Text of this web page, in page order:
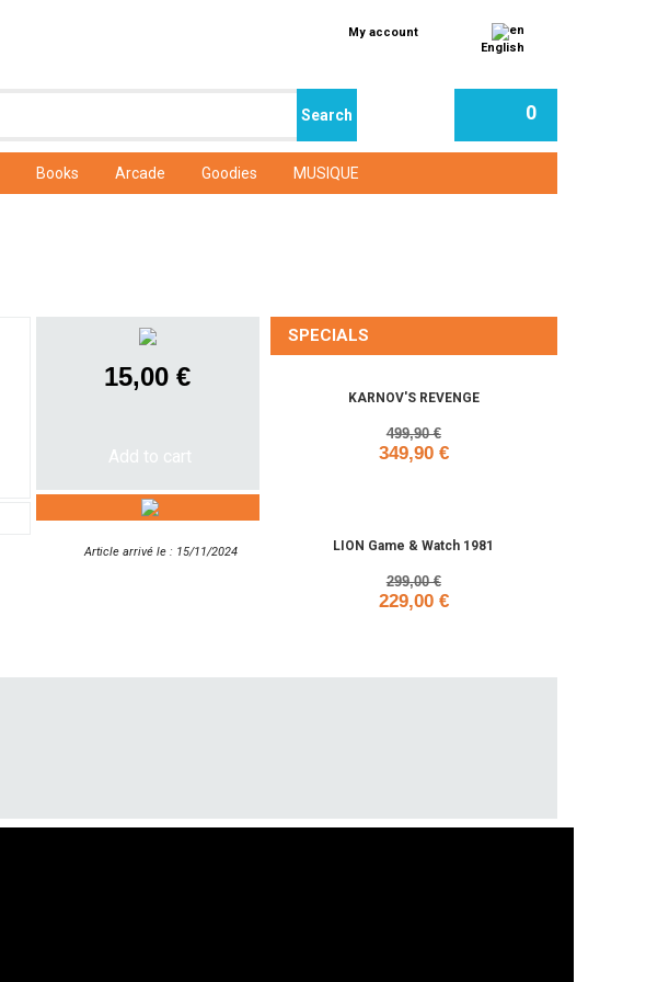
My account
English
0
Books Arcade Goodies MUSIQUE
15,00 €
Article arrivé le : 15/11/2024
SPECIALS
KARNOV'S REVENGE
499,90 €
349,90 €
LION Game & Watch 1981
299,00 €
229,00 €